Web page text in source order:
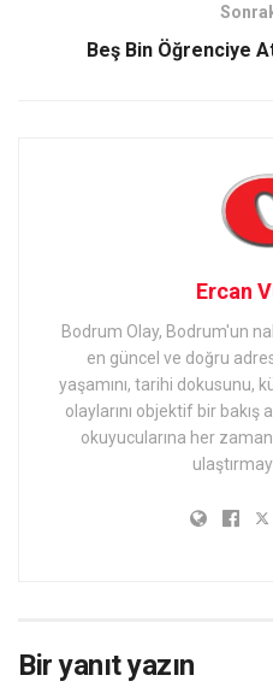
Beş Bin Öğrenciye
Ercan
Bodrum Olay, Bodrum'un
en güncel ve doğru
yaşamını, tarihi dokusunu,
olaylarını objektif bir bakış
okuyucularına her
Bir yanıt yazın